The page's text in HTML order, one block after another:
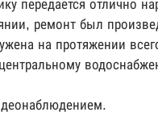
передается отлично
ремонт был
на протяжении